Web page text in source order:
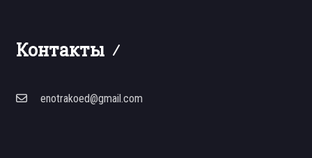
Контакты
enotrakoed@gmail.com